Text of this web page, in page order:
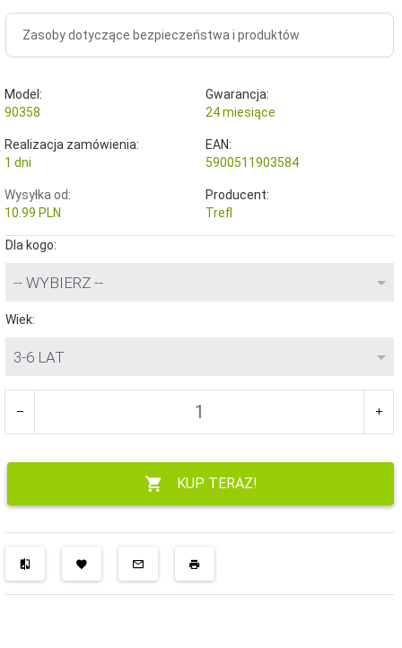
Zasoby dotyczące bezpieczeństwa i produktów
Model:
90358
Gwarancja:
24 miesiące
Realizacja zamówienia:
1 dni
EAN:
5900511903584
Wysyłka od:
10.99 PLN
Producent:
Trefl
Dla kogo:
-- WYBIERZ --
Wiek:
3-6 LAT
KUP TERAZ!